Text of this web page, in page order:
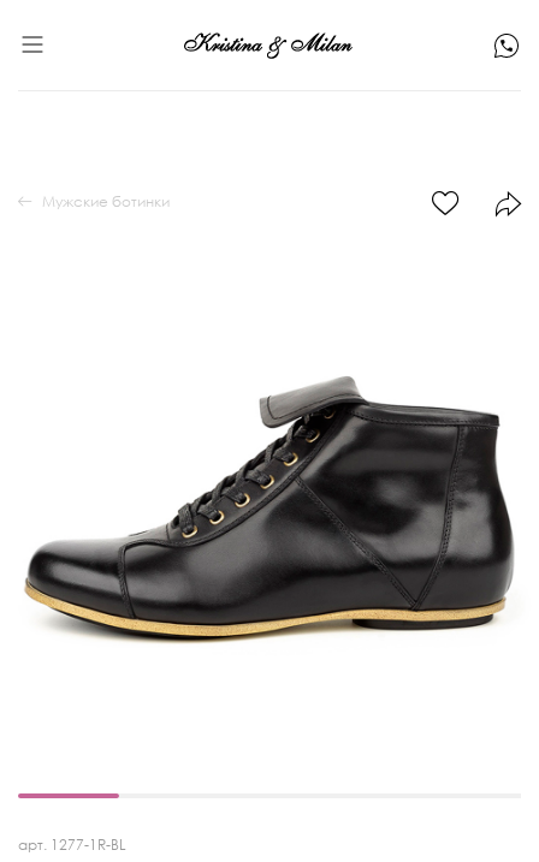
арт. 1277-1R-BL
Мужские ботинки